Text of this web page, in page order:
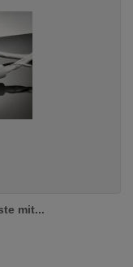
mit...